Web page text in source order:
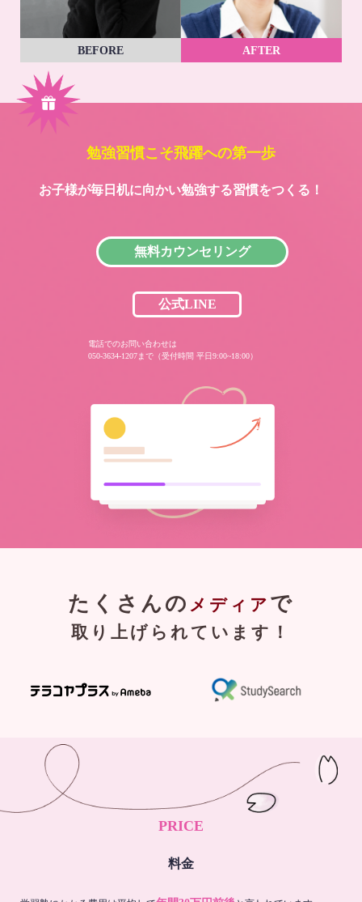
BEFORE AFTER
勉強習慣こそ飛躍への第一歩
お子様が毎日机に向かい勉強する習慣をつくる！
無料カウンセリング
公式LINE
電話でのお問い合わせは
050-3634-1207まで（受付時間 平日9:00~18:00）
たくさんの メディア で
取り上げられています！
PRICE
料金